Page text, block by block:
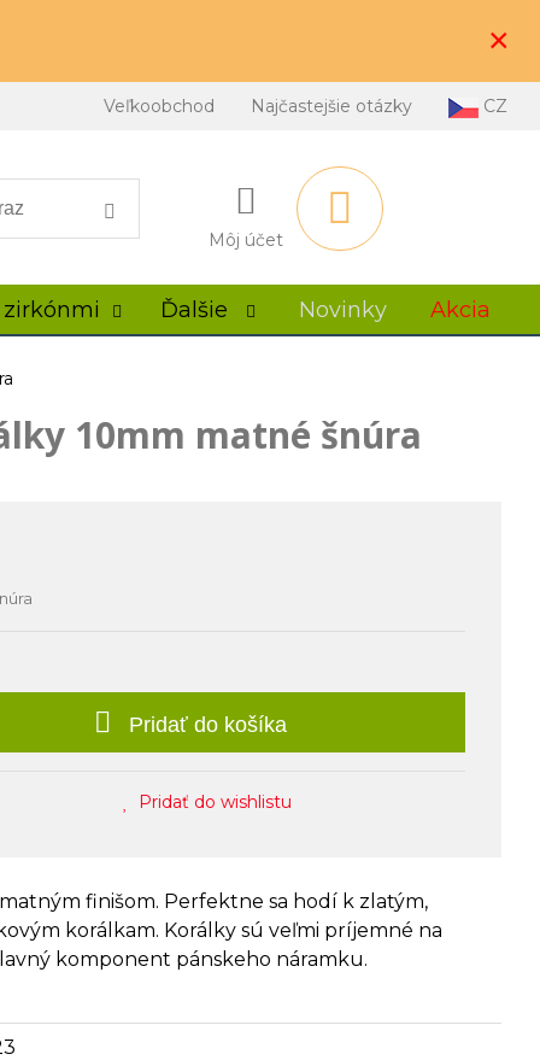
×
Veľkoobchod Najčastejšie otázky CZ
Môj účet
Ďalšie Novinky Akcia
10mm matné šnúra
Pridať do košíka
Pridať do wishlistu
finišom. Perfektne sa hodí k zlatým,
korálkam. Korálky sú veľmi príjemné na
komponent pánskeho náramku.